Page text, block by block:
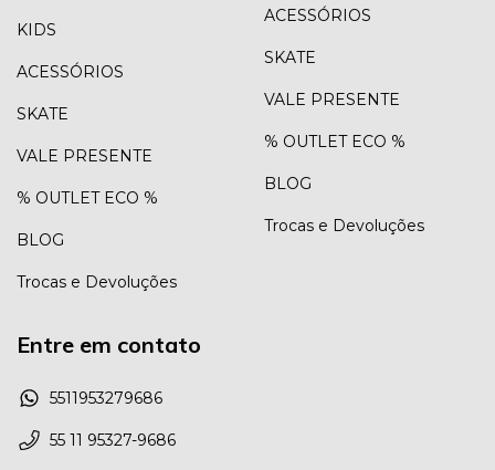
KIDS
ACESSÓRIOS
SKATE
VALE PRESENTE
% OUTLET ECO %
BLOG
Trocas e Devoluções
ACESSÓRIOS
SKATE
VALE PRESENTE
% OUTLET ECO %
BLOG
Trocas e Devoluções
Entre em contato
5511953279686
55 11 95327-9686